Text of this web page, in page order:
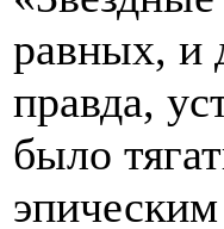
равных, и
правда,
было